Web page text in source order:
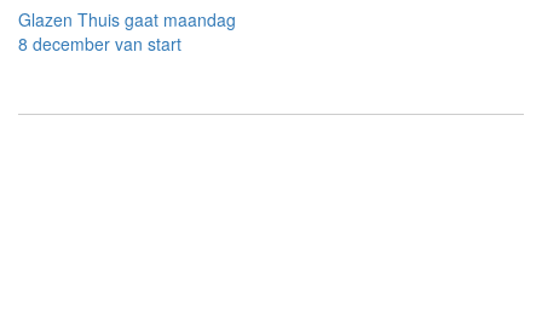
Glazen Thuis gaat maandag
8 december van start